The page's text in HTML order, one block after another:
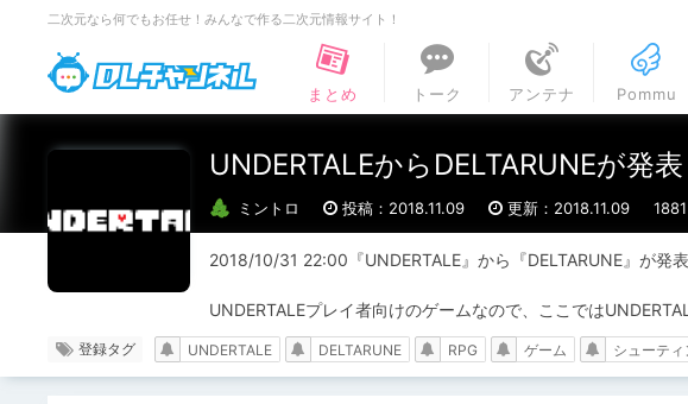
二次元なら何でもお任せ！みんなで作る二次元情報サイト！
DLチャンネル
まとめ
トーク アンテナ Pommu
UNDERTALEからDELTARUNEが発表
ミントロ 投稿：2018.11.09 更新：2018.11.09
2018/10/31 22:00『UNDERTALE』から『DELTARUNE』が発表
UNDERTALEプレイ者向けのゲームなので、ここでは
登録タグ UNDERTALE DELTARUNE RPG ゲーム シューティ